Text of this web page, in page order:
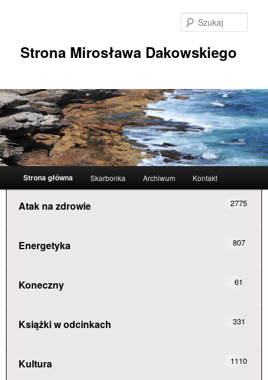
Strona Mirosława Dakowskiego
GłówneStrona główna Skarbonka Archiwum Kontakt
Atak na zdrowie 2775
Energetyka 807
Koneczny 61
Książki w odcinkach 331
Kultura 1110